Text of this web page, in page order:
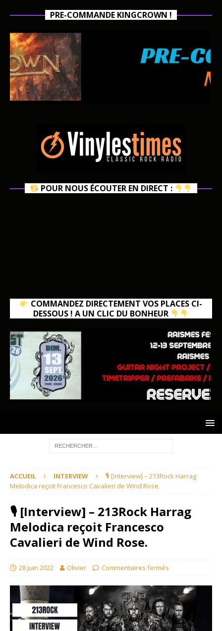
PRE-COMMANDE KINGCROWN !
POUR NOUS ÉCOUTER EN DIRECT :
COMMANDEZ DIRECTEMENT VOS PLACES CI-
DESSOUS ! A UN CLIC DU BONHEUR
ACCUEIL INTERVIEW
🎙 [Interview] – 213Rock Harrag
Melodica reçoit Francesco Cavalieri de Wind Rose.
🎙 [Interview] – 213Rock Harrag
Melodica reçoit Francesco
Cavalieri de Wind Rose.
28 juin 2022 Olivier Commentaires fermés